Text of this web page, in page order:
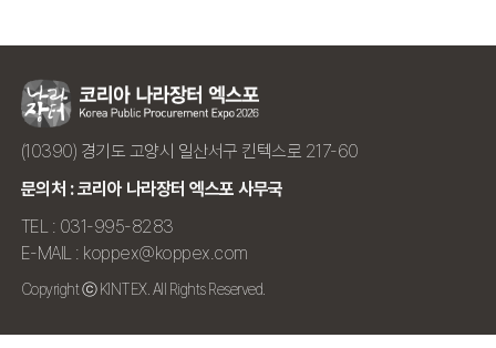
(10390) 경기도 고양시 일산서구 킨텍스로 217-60
문의처 : 코리아 나라장터 엑스포 사무국
TEL : 031-995-8283
E-MAIL : koppex@koppex.com
Copyright ⓒ KINTEX. All Rights Reserved.